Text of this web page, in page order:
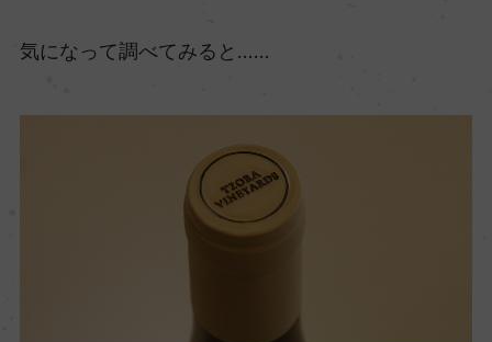
気になって調べてみると……